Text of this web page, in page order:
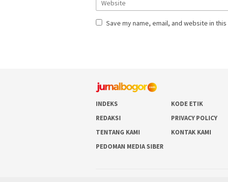
Save my name, email, and website in
INDEKS KODE ETIK
REDAKSI
PRIVACY POLICY
TENTANG KAMI
KONTAK KAMI
PEDOMAN MEDIA SIBER